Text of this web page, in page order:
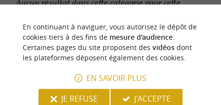
Aucun résultat dans cette catégorie pour cette
n
o
t
r
e
c
o
u
p
d
e
c
o
e
u
r
En continuant à naviguer, vous autorisez le dépôt de
cookies tiers à des fins de mesure d'audience.
Certaines pages du site proposent des vidéosdont
les plateformes déposent également des cookies.
EN SAVOIR PLUS
JE REFUSE
J'ACCEPTE